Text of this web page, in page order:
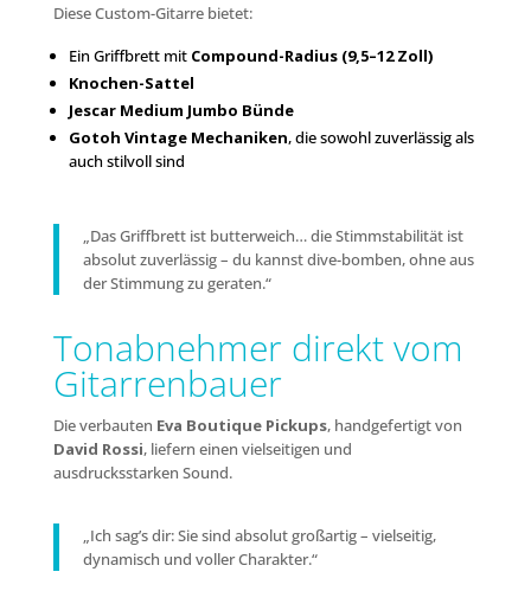
Diese Custom-Gitarre bietet:
Ein Griffbrett mit Compound-Radius (9,5–12 Zoll)
Knochen-Sattel
Jescar Medium Jumbo Bünde
Gotoh Vintage Mechaniken, die sowohl zuverlässig als
auch stilvoll sind
„Das Griffbrett ist butterweich… die Stimmstabilität ist
absolut zuverlässig – du kannst dive-bomben, ohne aus
der Stimmung zu geraten.“
Tonabnehmer direkt vom
Gitarrenbauer
Die verbauten Eva Boutique Pickups, handgefertigt von
David Rossi, liefern einen vielseitigen und
ausdrucksstarken Sound.
„Ich sag’s dir: Sie sind absolut großartig – vielseitig,
dynamisch und voller Charakter.“